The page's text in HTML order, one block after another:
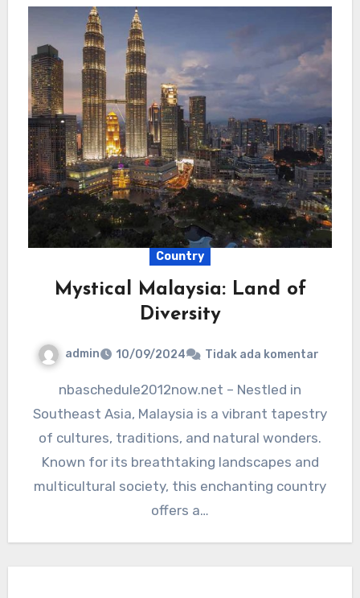
Country
Mystical Malaysia: Land of
Diversity
admin 10/09/2024 Tidak ada komentar
nbaschedule2012now.net – Nestled in
Southeast Asia, Malaysia is a vibrant tapestry
of cultures, traditions, and natural wonders.
Known for its breathtaking landscapes and
multicultural society, this enchanting country
offers a…